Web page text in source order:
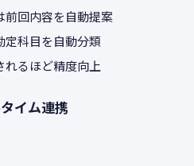
前回内容を自動提案
定科目を自動分類
れるほど精度向上
イム連携